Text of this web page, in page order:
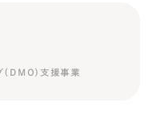
DMO）支援事業